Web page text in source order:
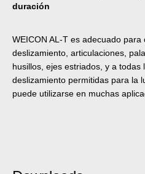
duración
WEICON AL-T es adecuado
deslizamiento, articulaciones,
husillos, ejes estriados, y a todas
deslizamiento permitidas para la
puede utilizarse en muchas